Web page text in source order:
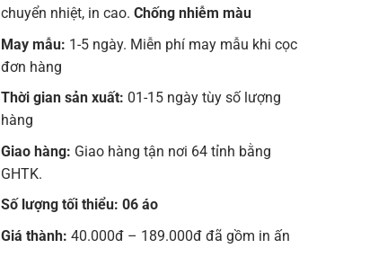
chuyển nhiệt, in cao. Chống nhiễm màu
May mẫu: 1-5 ngày. Miễn phí may mẫu khi cọc
đơn hàng
Thời gian sản xuất: 01-15 ngày tùy số lượng
hàng
Giao hàng: Giao hàng tận nơi 64 tỉnh bằng
GHTK.
Số lượng tối thiểu: 06 áo
Giá thành: 40.000đ – 189.000đ đã gồm in ấn